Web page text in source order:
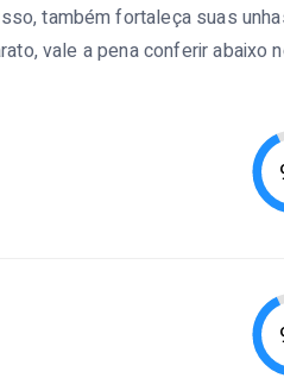
também fortaleça suas
vale a pena conferir abaixo